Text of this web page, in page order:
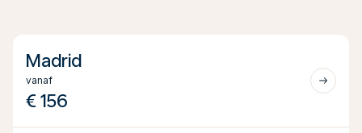
Madrid
vanaf
€ 156